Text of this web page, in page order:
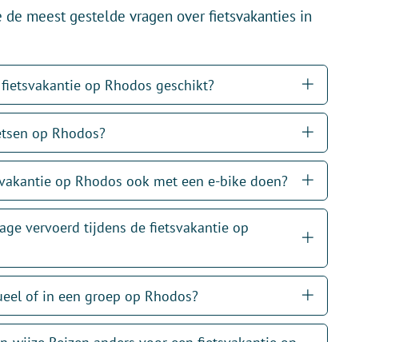
meest gestelde vragen over fietsvakanties in
op Rhodos geschikt?
op Rhodos?
op Rhodos ook met een e-bike doen?
vervoerd tijdens de fietsvakantie op
of in een groep op Rhodos?